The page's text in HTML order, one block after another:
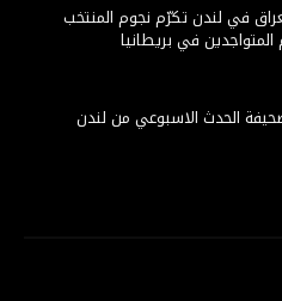
في لندن تكرّم نجوم المنتخب
في بريطانيا